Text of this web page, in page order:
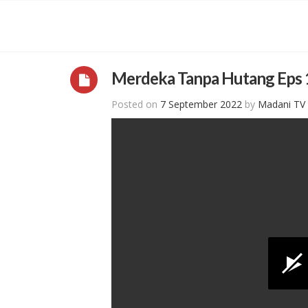
Merdeka Tanpa Hutang Eps
Posted on 7 September 2022 by Madani TV